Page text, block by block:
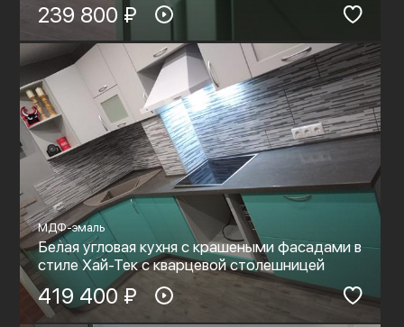
239 800 ₽
МДФ-эмаль
Белая угловая кухня с крашеными фасадами в
стиле Хай-Тек с кварцевой столешницей
419 400 ₽